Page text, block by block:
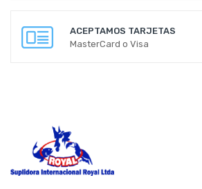
ACEPTAMOS TARJETAS
MasterCard o Visa